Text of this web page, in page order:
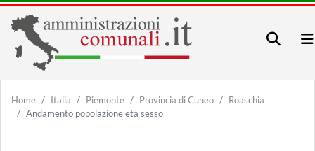
Home Italia Piemonte Provincia di Cuneo
Roaschia
Andamento popolazione età sesso